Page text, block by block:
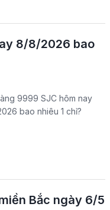
8/8/2026 bao
9999 SJC hôm nay
bao nhiêu 1 chỉ?
Bắc ngày 6/5